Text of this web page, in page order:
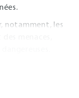
notamment, les